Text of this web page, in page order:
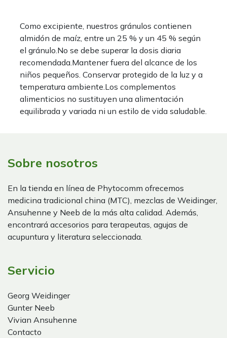
Como excipiente, nuestros gránulos contienen
almidón de maíz, entre un 25 % y un 45 % según
el gránulo.No se debe superar la dosis diaria
recomendada.Mantener fuera del alcance de los
niños pequeños. Conservar protegido de la luz y a
temperatura ambiente.Los complementos
alimenticios no sustituyen una alimentación
equilibrada y variada ni un estilo de vida saludable.
Sobre nosotros
En la tienda en línea de Phytocomm ofrecemos
medicina tradicional china (MTC), mezclas de Weidinger,
Ansuhenne y Neeb de la más alta calidad. Además,
encontrará accesorios para terapeutas, agujas de
acupuntura y literatura seleccionada.
Servicio
Georg Weidinger
Gunter Neeb
Vivian Ansuhenne
Contacto